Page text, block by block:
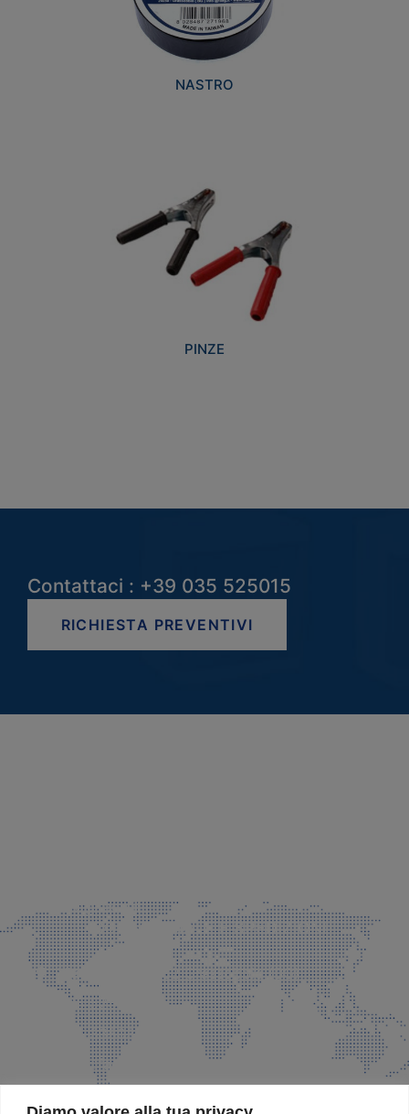
NASTRO
PINZE
Contattaci : +39 035 525015
RICHIESTA PREVENTIVI
info@faeg.it
COMMERCIALE E SPEDIZIONI
Via Padre Elzi, 32 Grassobbio (BG)
035 525015
035 335037
info@faeg.it
SITE MAP